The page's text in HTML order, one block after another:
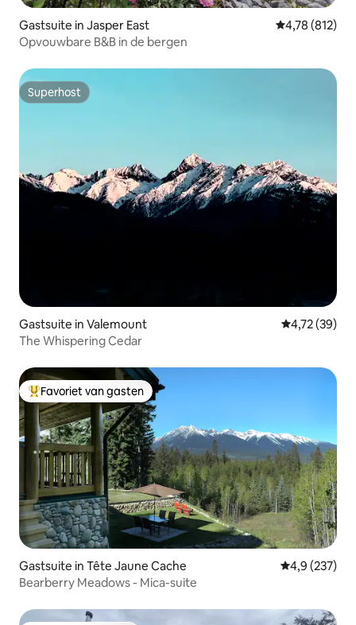
Gastsuite in Jasper East Gemiddelde
4,78 (812)
Opvouwbare B&B in de bergen
Superhost
Superhost
Gastsuite in Valemount Gemiddelde
4,72 (39)
The Whispering Cedar
Topfavoriet van gasten
Favoriet van gasten
Gastsuite in Tête Jaune Cache Gemiddelde
4,9 (237)
Bearberry Meadows - Mica-suite